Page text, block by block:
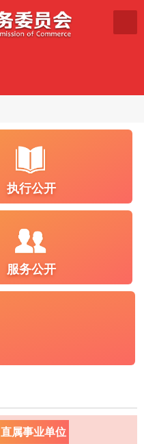
执行公开
服务公开
直属事业单位